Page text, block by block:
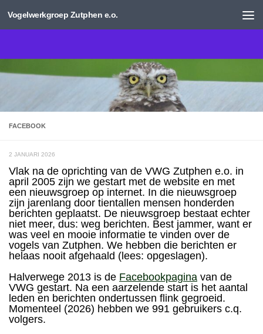
Doorgaan naar inhoud
Vogelwerkgroep Zutphen e.o.
FACEBOOK
2 JANUARI 2026
Vlak na de oprichting van de VWG Zutphen e.o. in
april 2005 zijn we gestart met de website en met
een nieuwsgroep op internet. In die nieuwsgroep
zijn jarenlang door tientallen mensen honderden
berichten geplaatst. De nieuwsgroep bestaat echter
niet meer, dus: weg berichten. Best jammer, want er
was veel en mooie informatie te vinden over de
vogels van Zutphen. We hebben die berichten er
helaas nooit afgehaald (lees: opgeslagen).
Halverwege 2013 is de Facebookpagina van de
VWG gestart. Na een aarzelende start is het aantal
leden en berichten ondertussen flink gegroeid.
Momenteel (2026) hebben we 991 gebruikers c.q.
volgers.